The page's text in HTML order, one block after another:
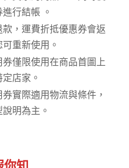
行結帳 。
，運費折抵優惠券會返
重新使用。
僅限使用在商品首圖上
店家。
實際適用物流與條件，
明為主。